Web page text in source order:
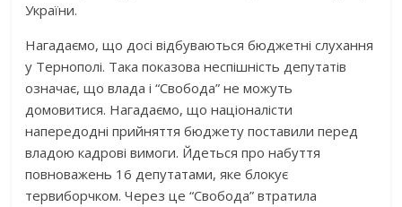
України.
Нагадаємо, що досі відбуваються бюджетні слухання
у Тернополі. Така показова неспішність депутатів
означає, що влада і “Свобода” не можуть
домовитися. Нагадаємо, що націоналісти
напередодні прийняття бюджету поставили перед
владою кадрові вимоги. Йдеться про набуття
повноважень 16 депутатами, яке блокує
тервиборчком. Через це “Свобода” втратила